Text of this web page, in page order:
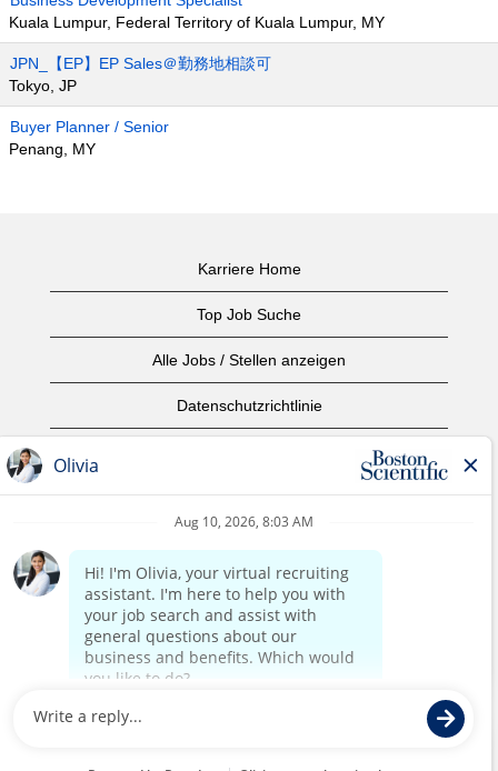
Kuala Lumpur, Federal Territory of Kuala Lumpur, MY
JPN_【EP】EP Sales＠勤務地相談可
Tokyo, JP
Buyer Planner / Senior
Penang, MY
Karriere Home
Top Job Suche
Alle Jobs / Stellen anzeigen
Datenschutzrichtlinie
Urheberrecht
home page
Alle Rechte vorbehalten.